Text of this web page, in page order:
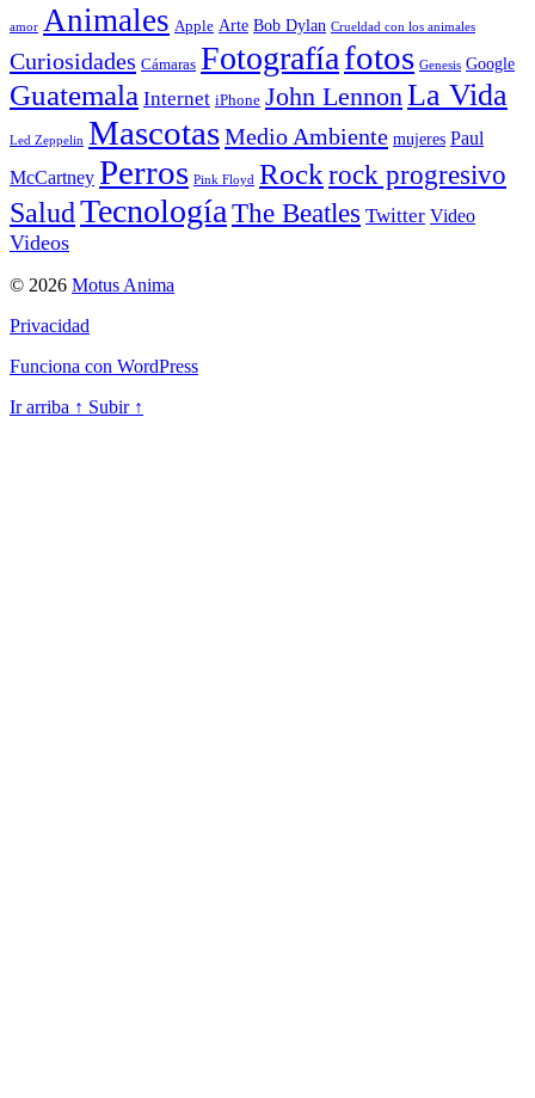
amor Animales Apple Arte Bob Dylan Crueldad con los animales
Curiosidades Cámaras Fotografíafotos Genesis Google
Guatemala Internet iPhone John Lennon La Vida
Led Zeppelin MascotasMedio Ambiente mujeres Paul
McCartney Perros Pink Floyd Rock rock progresivo
SaludTecnología The Beatles Twitter Video
Videos
© 2026 Motus Anima
Privacidad
Funciona con WordPress
Ir arriba ↑ Subir ↑